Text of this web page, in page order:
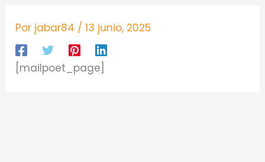
Por jabar84 /13 junio, 2025
[mailpoet_page]